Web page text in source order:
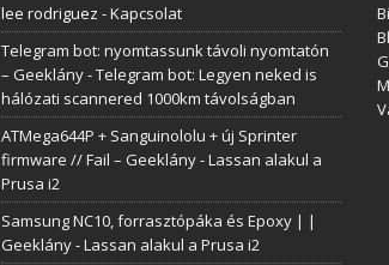
lee rodriguez -Kapcsolat
Telegram bot: nyomtassunk távoli nyomtatón
– Geeklány-Telegram bot: Legyen neked is
hálózati scannered 1000km távolságban
ATMega644P + Sanguinololu + új Sprinter
firmware // Fail – Geeklány-Lassan alakul a
Prusa i2
Samsung NC10, forrasztópáka és Epoxy | |
Geeklány-Lassan alakul a Prusa i2